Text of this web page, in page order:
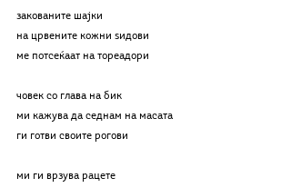
закованите шајки
на црвените кожни ѕидови
ме потсеќаат на тореадори
човек со глава на бик
ми кажува да седнам на масата
ги готви своите рогови
ми ги врзува рацете